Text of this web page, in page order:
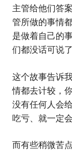
主管给他们答
管所做的事情
是做着自己的
们都没话可说了
这个故事告诉
情都去计较，
没有任何人会
吃亏、就一定会
而有些稍微苦